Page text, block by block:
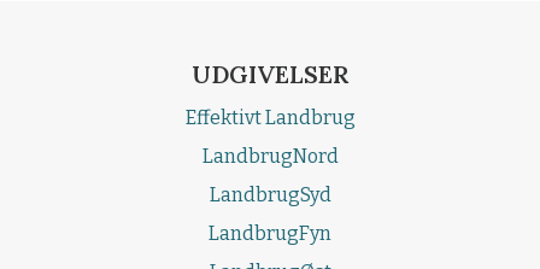
UDGIVELSER
Effektivt Landbrug
LandbrugNord
LandbrugSyd
LandbrugFyn